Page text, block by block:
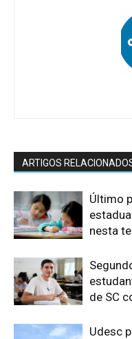
ARTIGOS
Último
nesta
de SC
Udesc